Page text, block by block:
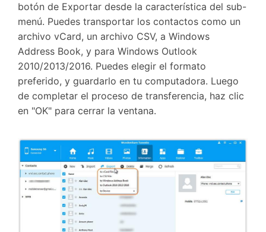
botón de Exportar desde la característica del sub-
menú. Puedes transportar los contactos como un
archivo vCard, un archivo CSV, a Windows
Address Book, y para Windows Outlook
2010/2013/2016. Puedes elegir el formato
preferido, y guardarlo en tu computadora. Luego
de completar el proceso de transferencia, haz clic
en "OK" para cerrar la ventana.